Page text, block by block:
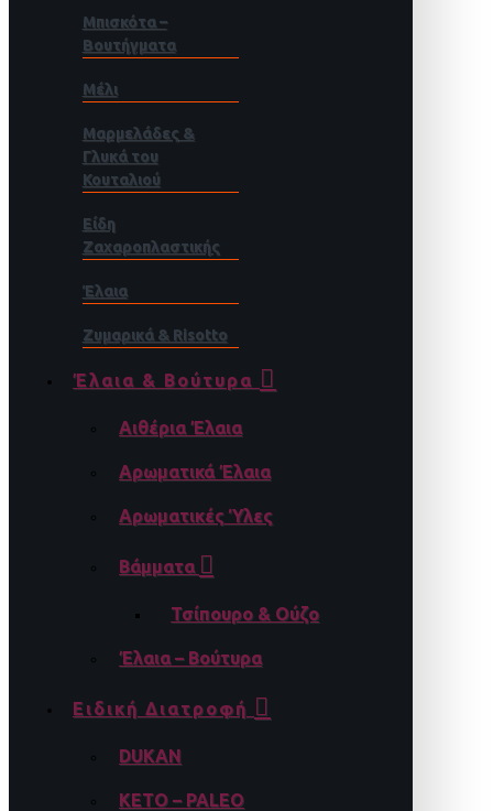
Μπισκότα –
Βουτήγματα
Μέλι
Μαρμελάδες &
Γλυκά του
Κουταλιού
Είδη
Ζαχαροπλαστικής
Έλαια
Ζυμαρικά & Risotto
Έλαια & Βούτυρα
Αιθέρια Έλαια
Αρωματικά Έλαια
Αρωματικές Ύλες
Βάμματα
Τσίπουρο & Ούζο
Έλαια – Βούτυρα
Ειδική Διατροφή
DUKAN
KETO – PALEO